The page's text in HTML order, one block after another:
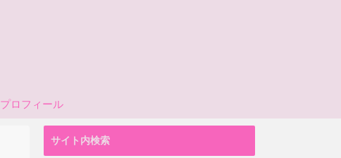
プロフィール
サイト内検索